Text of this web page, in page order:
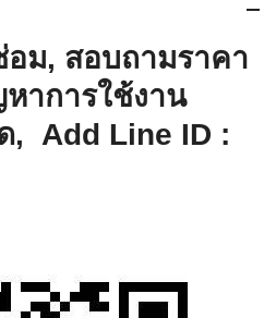
ม, สอบถามราคา
าการใช้งาน
, Add Line ID :